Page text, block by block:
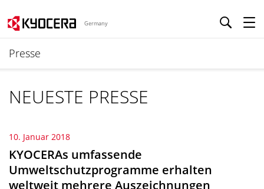
Germany
Presse
NEUESTE PRESSE
10. Januar 2018
KYOCERAs umfassende
Umweltschutzprogramme erhalten
weltweit mehrere Auszeichnungen